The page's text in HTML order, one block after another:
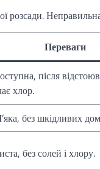
розсади.
Переваги
після
хлор.
без шкідливих
без солей і хлору.